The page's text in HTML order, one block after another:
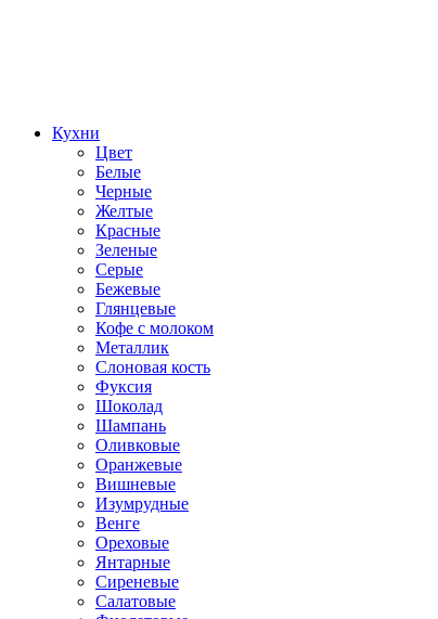
Кухни
Цвет
Белые
Черные
Желтые
Красные
Зеленые
Серые
Бежевые
Глянцевые
Кофе с молоком
Металлик
Слоновая кость
Фуксия
Шоколад
Шампань
Оливковые
Оранжевые
Вишневые
Изумрудные
Венге
Ореховые
Янтарные
Сиреневые
Салатовые